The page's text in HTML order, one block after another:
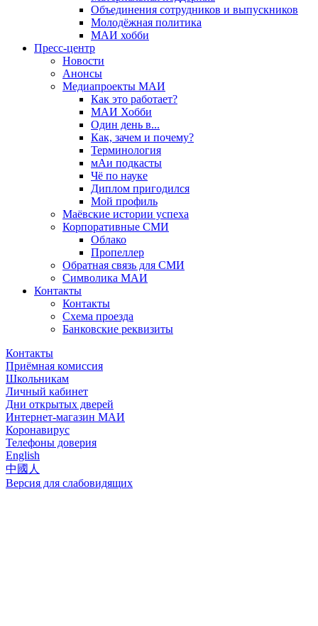
Объединения сотрудников и выпускников
Молодёжная политика
МАИ хобби
Пресс-центр
Новости
Анонсы
Медиапроекты МАИ
Как это работает?
МАИ Хобби
Один день в...
Как, зачем и почему?
Терминология
мАи подкасты
Чё по науке
Диплом пригодился
Мой профиль
Маёвские истории успеха
Корпоративные СМИ
Облако
Пропеллер
Обратная связь для СМИ
Символика МАИ
Контакты
Контакты
Схема проезда
Банковские реквизиты
Контакты
Приёмная комиссия
Школьникам
Личный кабинет
Дни открытых дверей
Интернет-магазин МАИ
Коронавирус
Телефоны доверия
English
中國人
Версия для слабовидящих